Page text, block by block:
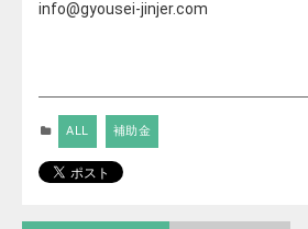
info@gyousei-jinjer.com
ALL 補助金